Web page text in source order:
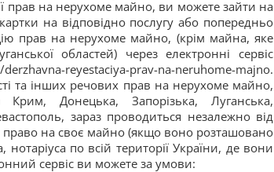
прав на нерухоме майно, ви можете зайти на
на відповідно послугу або попередньо
прав на нерухоме майно, (крім майна, яке
областей) через електронні сервіс
reyestaciya-prav-na-neruhome-majno.
та інших речових прав на нерухоме майно,
Донецька, Запорізька, Луганська,
зараз проводиться незалежно від
на своє майно (якщо воно розташовано
по всій території України, де вони
сервіс ви можете за умови: